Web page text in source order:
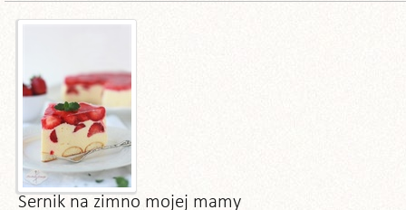
Sernik na zimno mojej mamy